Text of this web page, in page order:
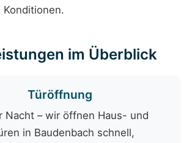
im Überblick
Türöffnung
Nacht – wir öffnen Haus- und
in Baudenbach schnell,